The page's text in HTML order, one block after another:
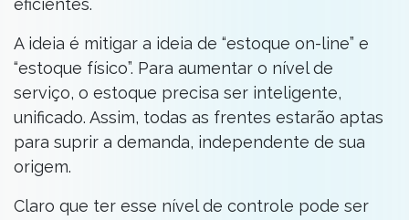
eficientes.
A ideia é mitigar a ideia de “estoque on-line” e
“estoque físico”. Para aumentar o nível de
serviço, o estoque precisa ser inteligente,
unificado. Assim, todas as frentes estarão aptas
para suprir a demanda, independente de sua
origem.
Claro que ter esse nível de controle pode ser